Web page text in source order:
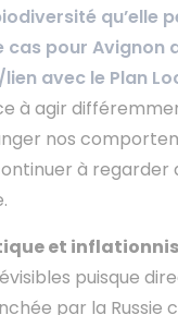
qu’elle
cas pour Avignon
avec le Plan
à agir
nos
à regarder
et
puisque
par la Russie